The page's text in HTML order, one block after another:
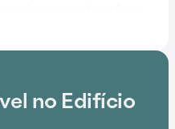
UBS Pitangueiras,
Messina adiciona
no Edifício